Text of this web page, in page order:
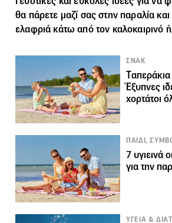
θα πάρετε μαζί σας στην παραλία
ελαφριά κάτω από τον καλοκαιρινό
ΣΝΑΚ
Tαπεράκια
Έξυπνες
χορτάτοι
ΠΑΙΔΙ,
7 υγιεινά
για την
ΥΓΕΙΑ &